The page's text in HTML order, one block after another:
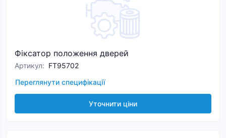
Фіксатор положення дверей
Артикул: FT95702
Переглянути специфікації
Уточнити ціни